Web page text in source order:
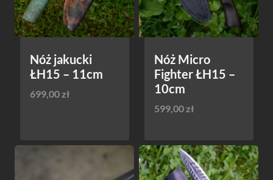
Nóż jakucki
ŁH15 – 11cm
699,00 zł
Nóż Micro
Fighter ŁH15 –
10cm
599,00 zł